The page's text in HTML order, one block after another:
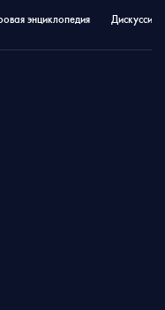
энциклопедия